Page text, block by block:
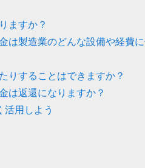
ますか？
は製造業のどんな設備や経費
りすることはできますか？
は返還になりますか？
活用しよう